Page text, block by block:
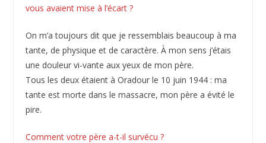
vous avaient mise à l’écart ?
On m’a toujours dit que je ressemblais beaucoup à ma
tante, de physique et de caractère. À mon sens j’étais
une douleur vi-vante aux yeux de mon père.
Tous les deux étaient à Oradour le 10 juin 1944 : ma
tante est morte dans le massacre, mon père a évité le
pire.
Comment votre père a-t-il survécu ?